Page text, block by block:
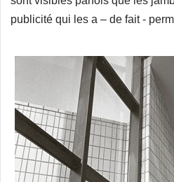
publicité qui les a – de fait -